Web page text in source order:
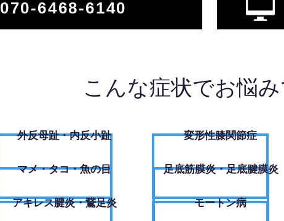
070-6468-6140
こんな症状でお悩み
外反母趾・内反小趾
​マメ・タコ・魚の目
アキレス腱炎・鵞足炎
変形性膝関節症
足底筋膜炎・足底腱膜炎
モートン病